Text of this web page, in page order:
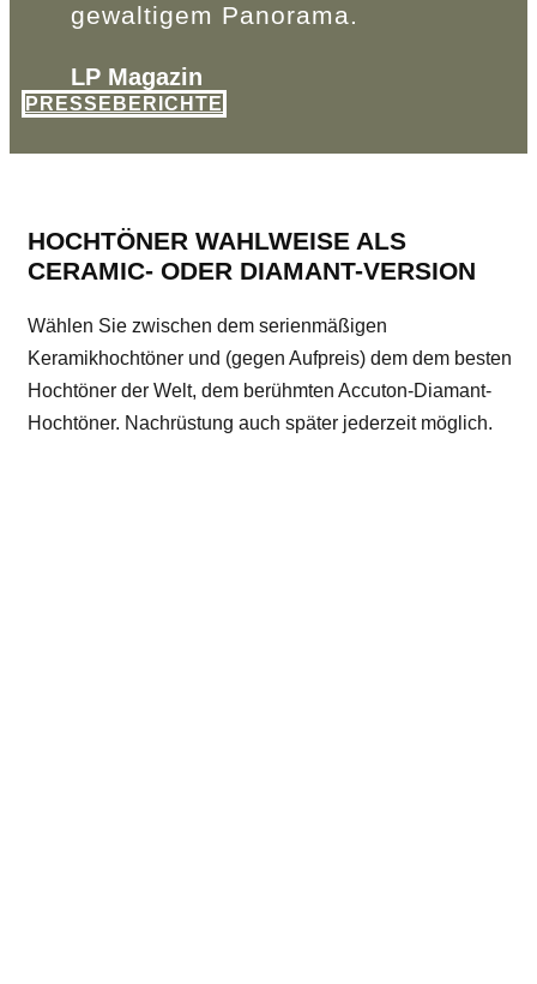
gewaltigem Panorama.
LP Magazin
PRESSEBERICHTE
HOCHTÖNER WAHLWEISE ALS
CERAMIC- ODER DIAMANT-VERSION
Wählen Sie zwischen dem serienmäßigen
Keramikhochtöner und (gegen Aufpreis) dem dem besten
Hochtöner der Welt, dem berühmten Accuton-Diamant-
Hochtöner. Nachrüstung auch später jederzeit möglich.